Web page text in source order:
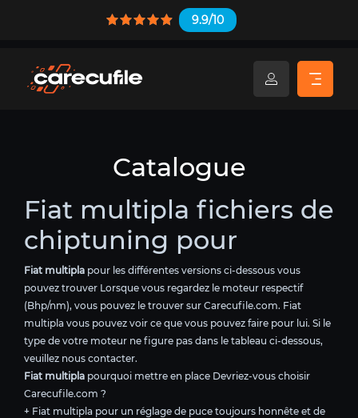
9.9/10
Catalogue
Fiat multipla fichiers de
chiptuning pour
Fiat multipla pour les différentes versions ci-dessous vous
pouvez trouver Lorsque vous regardez le moteur respectif
(Bhp/nm), vous pouvez le trouver sur Carecufile.com. Fiat
multipla vous pouvez voir ce que vous pouvez faire pour lui. Si le
type de votre moteur ne figure pas dans le tableau ci-dessous,
veuillez nous contacter.
Fiat multipla pourquoi mettre en place Devriez-vous choisir
Carecufile.com ?
+ Fiat multipla pour un réglage de puce toujours honnête et de